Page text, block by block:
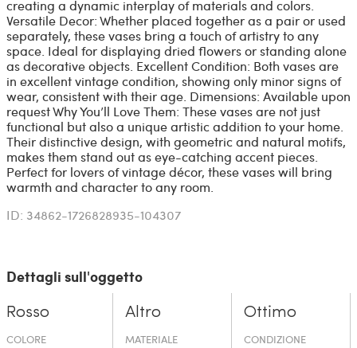
creating a dynamic interplay of materials and colors.
Versatile Decor: Whether placed together as a pair or used
separately, these vases bring a touch of artistry to any
space. Ideal for displaying dried flowers or standing alone
as decorative objects. Excellent Condition: Both vases are
in excellent vintage condition, showing only minor signs of
wear, consistent with their age. Dimensions: Available upon
request Why You’ll Love Them: These vases are not just
functional but also a unique artistic addition to your home.
Their distinctive design, with geometric and natural motifs,
makes them stand out as eye-catching accent pieces.
Perfect for lovers of vintage décor, these vases will bring
warmth and character to any room.
ID: 34862-1726828935-104307
Dettagli sull'oggetto
Rosso
COLORE
Altro
MATERIALE
Ottimo
CONDIZIONE